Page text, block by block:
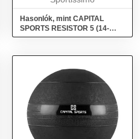
Hasonlók, mint CAPITAL
SPORTS RESISTOR 5 (14-
22KG) Elasztikus gumiszalag,